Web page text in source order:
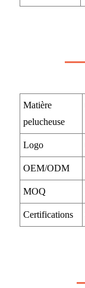
Matière
pelucheuse
Logo
OEM/ODM
MOQ
Certifications